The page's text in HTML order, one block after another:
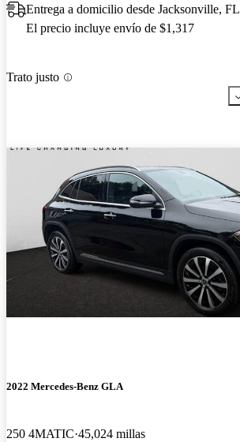
Entrega a domicilio desde Jacksonville, FL
El precio incluye envío de $1,317
Trato justo
2022 Mercedes-Benz GLA
250 4MATIC 45,024 millas